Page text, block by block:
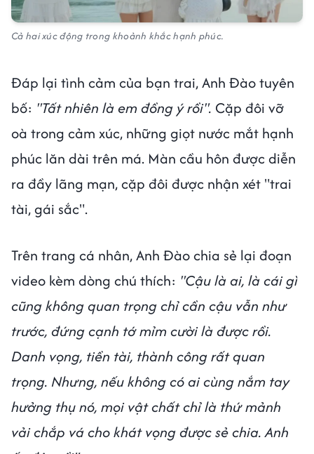
Cả hai xúc động trong khoảnh khắc hạnh phúc.
Đáp lại tình cảm của bạn trai, Anh Đào tuyên
bố: "Tất nhiên là em đồng ý rồi". Cặp đôi vỡ
oà trong cảm xúc, những giọt nước mắt hạnh
phúc lăn dài trên má. Màn cầu hôn được diễn
ra đầy lãng mạn, cặp đôi được nhận xét "trai
tài, gái sắc".
Trên trang cá nhân, Anh Đào chia sẻ lại đoạn
video kèm dòng chú thích: "Cậu là ai, là cái gì
cũng không quan trọng chỉ cần cậu vẫn như
trước, đứng cạnh tớ mỉm cười là được rồi.
Danh vọng, tiền tài, thành công rất quan
trọng. Nhưng, nếu không có ai cùng nắm tay
hưởng thụ nó, mọi vật chất chỉ là thứ mảnh
vải chắp vá cho khát vọng được sẻ chia. Anh